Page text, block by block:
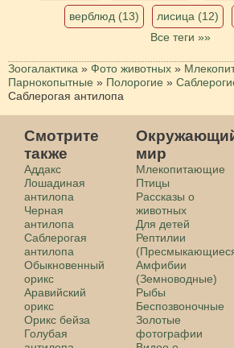
верблюд (13) лисица (12)
Все теги »»
Зоогалактика » Фото животных »
Парнокопытные » Полорогие »
Саблерогая антилопа
Смотрите
также
Аддакс
Лошадиная
антилопа
Черная
антилопа
Саблерогая
антилопа
Обыкновенный
орикс
Аравийский
орикс
Орикс бейза
Голубая
мир
Млекопитающие
Птицы
Рассказы о
животных
Для детей
Рептилии
Амфибии
(Земноводные)
Рыбы
Беспозвоночные
Золотые
фотографии